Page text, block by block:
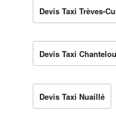
Devis Taxi Trèves-
Devis Taxi
Devis Taxi Nuaillé